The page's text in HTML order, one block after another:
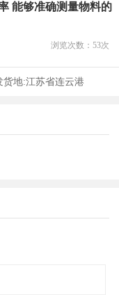
能够准确测量物料的
浏览次数： 53次
货地:江苏省连云港